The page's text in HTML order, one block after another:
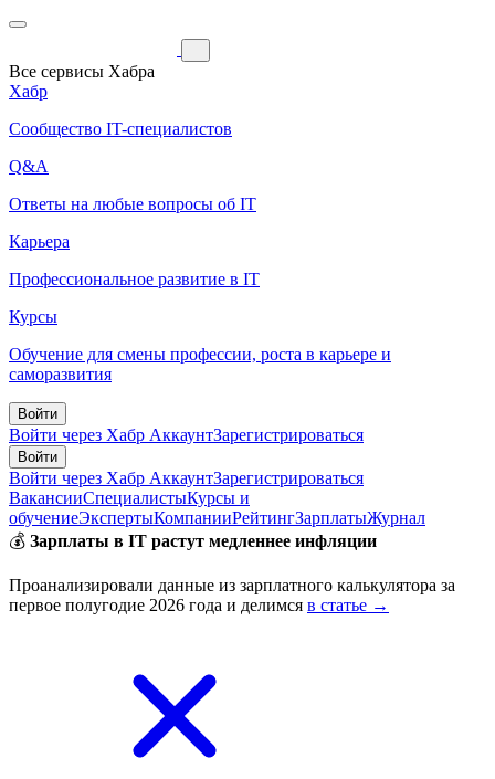
Все сервисы Хабра
Хабр
Сообщество IT-специалистов
Q&A
Ответы на любые вопросы об IT
Карьера
Профессиональное развитие в IT
Курсы
Обучение для смены профессии, роста в карьере и
саморазвития
Войти
Войти через Хабр АккаунтЗарегистрироваться
Войти
Войти через Хабр АккаунтЗарегистрироваться
ВакансииСпециалистыКурсы и
обучениеЭкспертыКомпанииРейтингЗарплатыЖурнал
💰 Зарплаты в IT растут медленнее инфляции
Проанализировали данные из зарплатного калькулятора за
первое полугодие 2026 года и делимся в статье →